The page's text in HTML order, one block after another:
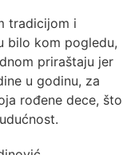
tradicijom i
bilo kom pogledu,
priraštaju jer
u godinu, za
rođene dece, što